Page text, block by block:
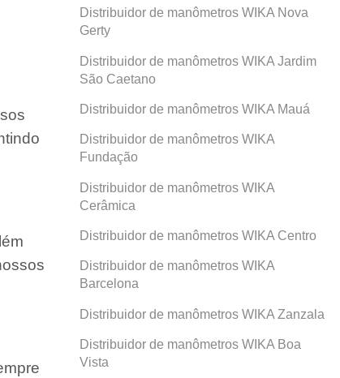
Distribuidor de manômetros WIKA Nova
Gerty
Distribuidor de manômetros WIKA Jardim
São Caetano
Distribuidor de manômetros WIKA Mauá
Distribuidor de manômetros WIKA
Fundação
Distribuidor de manômetros WIKA
Cerâmica
Distribuidor de manômetros WIKA Centro
Distribuidor de manômetros WIKA
Barcelona
Distribuidor de manômetros WIKA Zanzala
Distribuidor de manômetros WIKA Boa
Vista